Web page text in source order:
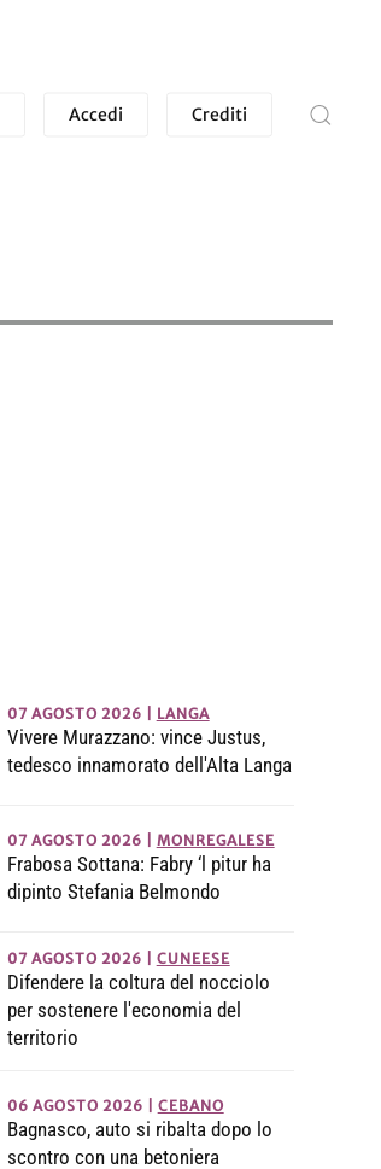
Accedi Crediti
07 AGOSTO 2026 LANGA
Vivere Murazzano: vince Justus,
tedesco innamorato dell'Alta Langa
07 AGOSTO 2026 MONREGALESE
Frabosa Sottana: Fabry ‘l pitur ha
dipinto Stefania Belmondo
07 AGOSTO 2026 CUNEESE
Difendere la coltura del nocciolo
per sostenere l'economia del
territorio
06 AGOSTO 2026 CEBANO
Bagnasco, auto si ribalta dopo lo
scontro con una betoniera